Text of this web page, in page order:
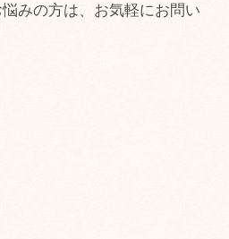
みの方は、お気軽にお問い